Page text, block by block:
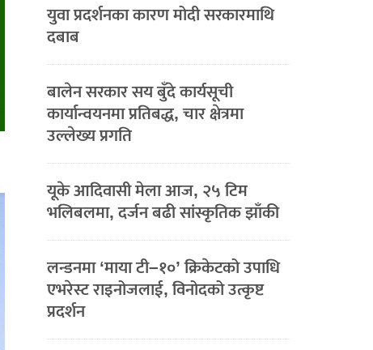
युवा प्रदर्शनका कारण मोदी सरकारमाथि
दबाब
बालेन सरकार सय बुँदे कार्यसूची
कार्यान्वयनमा प्रतिबद्ध, चार क्षेत्रमा
उल्लेख्य प्रगति
यूके आदिवासी मेला आज, २५ टिम
भलिबलमा, दर्जन बढी सांस्कृतिक झाँकी
लन्डनमा ‘माया टी–१०’ क्रिकेटको उपाधि
एभरेस्ट राइनोजलाई, विनोदको उत्कृष्ट
प्रदर्शन